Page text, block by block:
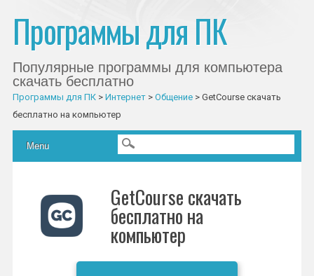
Программы для ПК
Популярные программы для компьютера
скачать бесплатно
Программы для ПК> Интернет> Общение> GetCourse скачать
бесплатно на компьютер
Главное меню
Skip to content
Menu
GetCourse скачать
бесплатно на
компьютер